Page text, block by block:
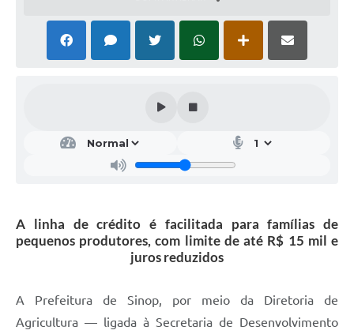
A linha de crédito é facilitada para famílias de
pequenos produtores, com limite de até R$ 15 mil e
juros reduzidos
A Prefeitura de Sinop, por meio da Diretoria de
Agricultura — ligada à Secretaria de Desenvolvimento